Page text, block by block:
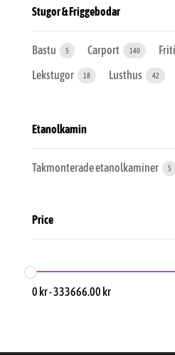
Stugor & Friggebodar
Bastu 5 Carport 140
Lekstugor 18 Lusthus 42
Etanolkamin
Takmonterade etanolkaminer 5
Price
0 kr-333666.00 kr